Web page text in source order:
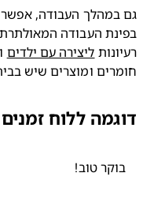
ליצירה עם ילדים
ומוצרים שיש בבית.
ללוח זמנים
טוב!